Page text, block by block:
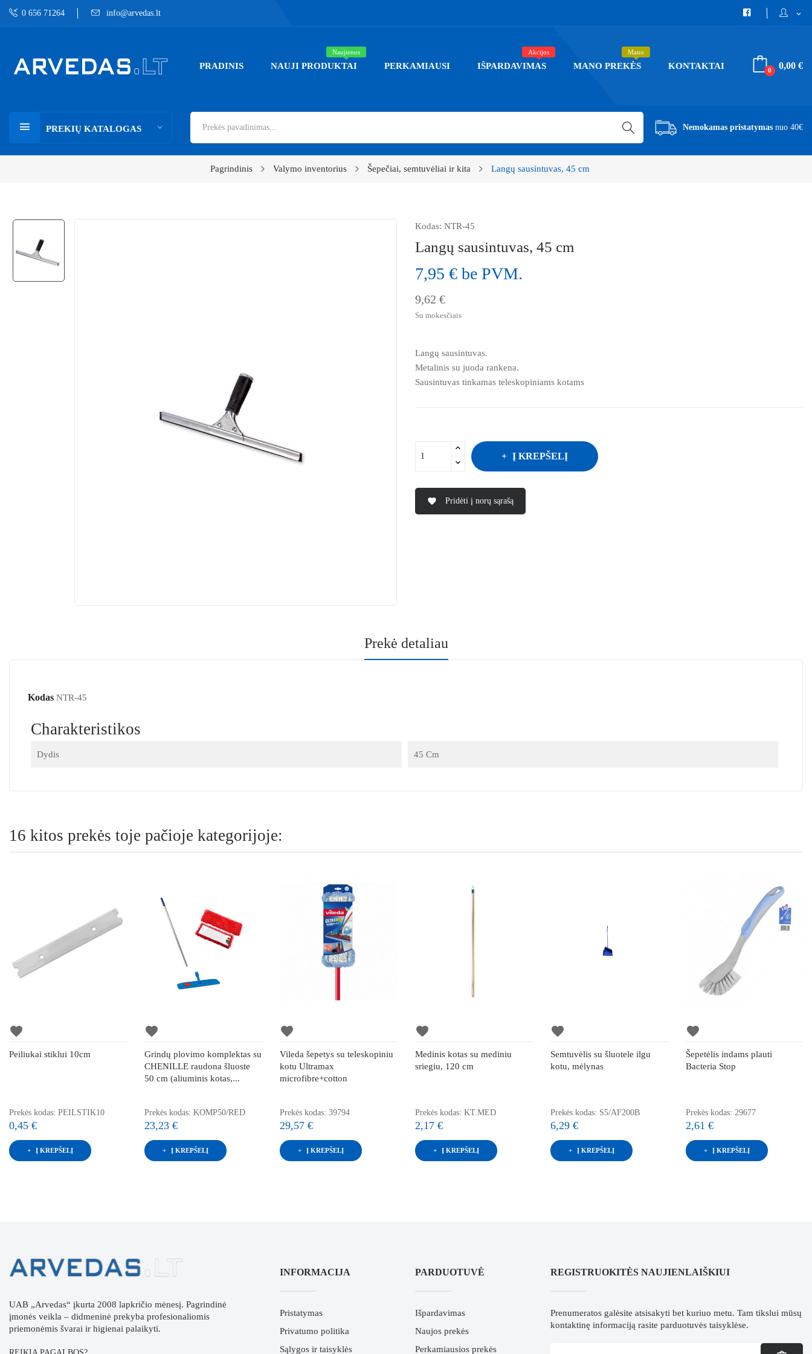
expand_more
0 656 71264 info@arvedas.lt
PRADINIS NAUJI PRODUKTAI
Naujienos
PERKAMIAUSI IŠPARDAVIMAS
Akcijos
MANO PREKĖS
Mano
KONTAKTAI 0,00 €
0
PREKIŲ KATALOGAS Nemokamas pristatymas nuo 40€
Pagrindinis Valymo inventorius Šepečiai, semtuvėliai ir kita Langų sausintuvas, 45 cm
Kodas: NTR-45
Langų sausintuvas, 45 cm
7,95 € be PVM.
9,62 €
Su mokesčiais
Langų sausintuvas.
Metalinis su juoda rankena.
Sausintuvas tinkamas teleskopiniams kotams
Į KREPŠELĮ
favorite Pridėti į norų sąrašą
Prekė detaliau
Kodas NTR-45
Charakteristikos
Dydis 45 Cm
16 kitos prekės toje pačioje kategorijoje:
favorite
Peiliukai stiklui 10cm
Prekės kodas: PEILSTIK10
0,45 €
Į KREPŠELĮ
favorite
Grindų plovimo komplektas su
CHENILLE raudona šluoste
50 cm (aliuminis kotas,...
Prekės kodas: KOMP50/RED
23,23 €
Į KREPŠELĮ
favorite
Vileda šepetys su teleskopiniu
kotu Ultramax
microfibre+cotton
Prekės kodas: 39794
29,57 €
Į KREPŠELĮ
favorite
Medinis kotas su mediniu
sriegiu, 120 cm
Prekės kodas: KT.MED
2,17 €
Į KREPŠELĮ
favorite
Semtuvėlis su šluotele ilgu
kotu, mėlynas
Prekės kodas: S5/AF200B
6,29 €
Į KREPŠELĮ
favorite
Šepetėlis indams plauti
Bacteria Stop
Prekės kodas: 29677
2,61 €
Į KREPŠELĮ
UAB „Arvedas“ įkurta 2008 lapkričio mėnesį. Pagrindinė
įmonės veikla – didmeninė prekyba profesionaliomis
priemonėmis švarai ir higienai palaikyti.
INFORMACIJA
Pristatymas
Privatumo politika
Sąlygos ir taisyklės
PARDUOTUVĖ
Išpardavimas
Naujos prekės
Perkamiausios prekės
REGISTRUOKITĖS NAUJIENLAIŠKIUI
Prenumeratos galėsite atsisakyti bet kuriuo metu. Tam tikslui mūsų
kontaktinę informaciją rasite parduotuvės taisyklėse.